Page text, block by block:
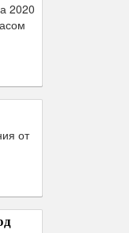
2020
от